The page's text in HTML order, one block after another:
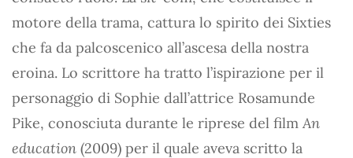
motore della trama, cattura lo spirito dei Sixties
che fa da palcoscenico all’ascesa della nostra
eroina. Lo scrittore ha tratto l’ispirazione per il
personaggio di Sophie dall’attrice Rosamunde
Pike, conosciuta durante le riprese del film An
education (2009) per il quale aveva scritto la